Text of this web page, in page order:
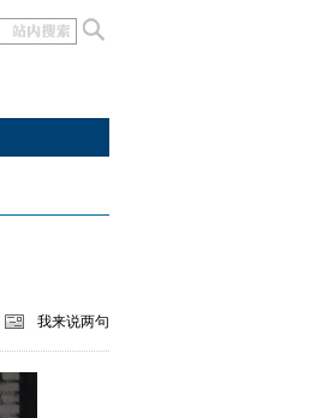
我来说两句